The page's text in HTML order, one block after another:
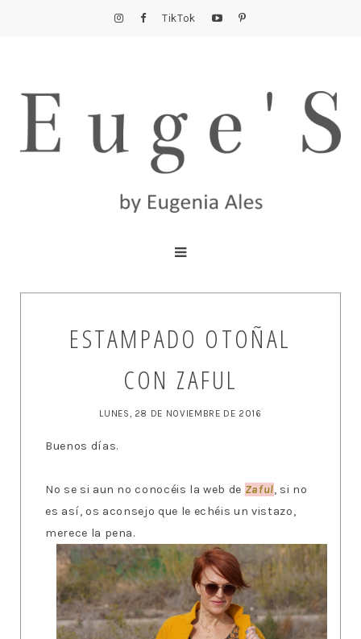
TikTok
ESTAMPADO OTOÑAL
CON ZAFUL
LUNES, 28 DE NOVIEMBRE DE 2016
Buenos días.
No se si aun no conocéis la web de Zaful, si no
es así, os aconsejo que le echéis un vistazo,
merece la pena.